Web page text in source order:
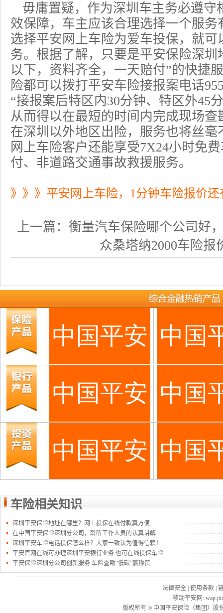
毋庸置疑，作为深圳车主务必遵守
效保障，车主应该合理选择一个服
选择平安网上车险为爱车投保，就
务。根据了解，只要是平安保险深圳
以下，资料齐全，一天赔付”的快捷
险都可以拨打平安车险接报案电话
“接报案后特区内30分钟、特区外45
从而得以在最短的时间内完成现场
在深圳以外地区出险，服务也将丝
网上车险客户还能享受7X24小时免费
付、非道路交通事故救援服务。
》》》平安网上车险，1分钟车险报价
上一篇： 衡量汽车保险哪个公司好
众桑塔纳2000车险报
车险相关知识
深圳平安保险地址在哪里？网上投保在线付款真方便
在中国平安保险深圳分公司，聆听工作人员的认真讲解
深圳平安车险电话投保怎么样？大家一致认为值得信赖！
平安官网在线可办理深圳平安银行业务 也可在线投保车险
平安保险深圳分公司创新服务 车险查勘“低碳”赢称赞
法律安全 使用条款
移动平安网 :
版权所有 ©中国平安保险（集团）股